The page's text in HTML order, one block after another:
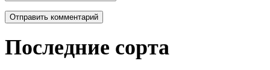
Последние сорта